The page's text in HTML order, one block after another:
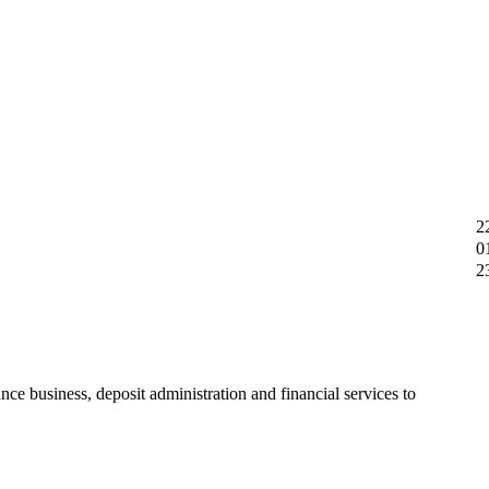
business, deposit administration and financial services to